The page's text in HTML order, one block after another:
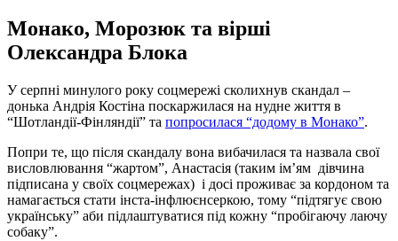
Монако, Морозюк та вірші
Олександра Блока
У серпні минулого року соцмережі сколихнув скандал –
донька Андрія Костіна поскаржилася на нудне життя в
“Шотландії-Фінляндії” та попросилася “додому в Монако”.
Попри те, що після скандалу вона вибачилася та назвала свої
висловлювання “жартом”, Анастасія (таким ім’ям дівчина
підписана у своїх соцмережах) і досі проживає за кордоном та
намагається стати інста-інфлюєнсеркою, тому “підтягує свою
українську” аби підлаштуватися під кожну “пробігаючу лаючу
собаку”.